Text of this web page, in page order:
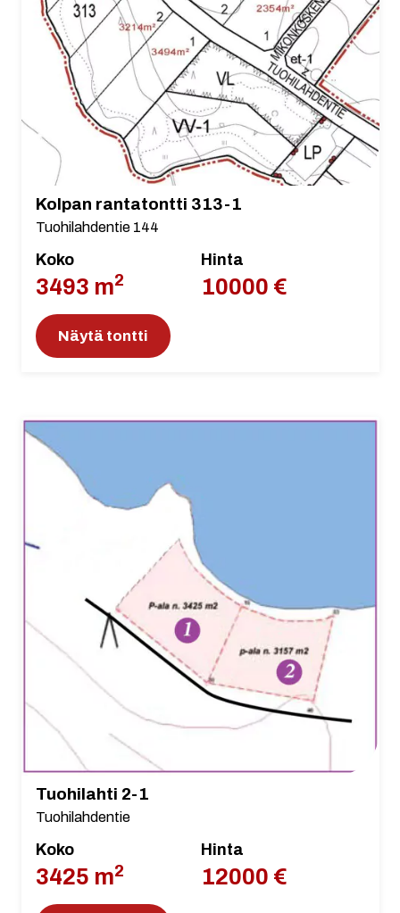
Kolpan rantatontti 313-1
Tuohilahdentie 144
Koko
3493 m2
Hinta
10000 €
Näytä tontti
Tuohilahti 2-1
Tuohilahdentie
Koko
3425 m2
Hinta
12000 €